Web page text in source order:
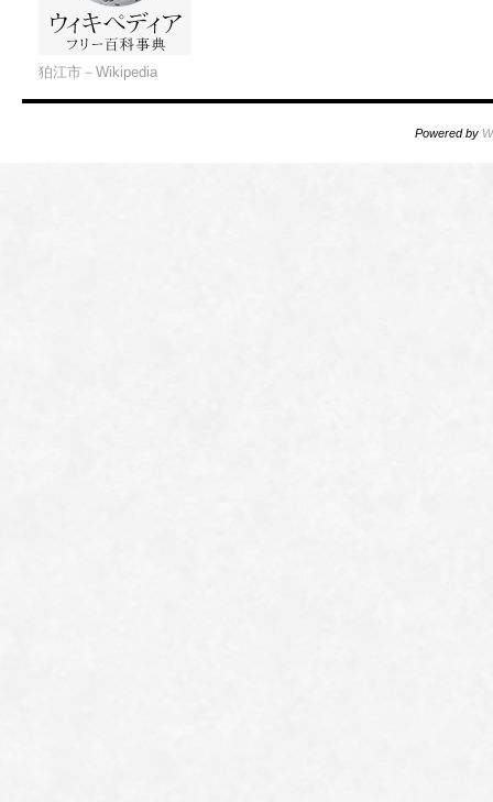
狛江市－Wikipedia
Powered by